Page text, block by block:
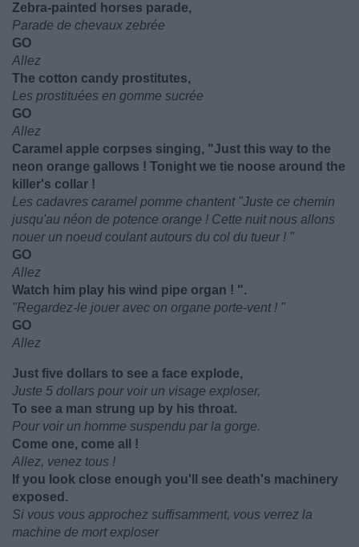
Zebra-painted horses parade,
Parade de chevaux zebrée
GO
Allez
The cotton candy prostitutes,
Les prostituées en gomme sucrée
GO
Allez
Caramel apple corpses singing, "Just this way to the
neon orange gallows ! Tonight we tie noose around the
killer's collar !
Les cadavres caramel pomme chantent "Juste ce chemin
jusqu'au néon de potence orange ! Cette nuit nous allons
nouer un noeud coulant autours du col du tueur ! "
GO
Allez
Watch him play his wind pipe organ ! ".
"Regardez-le jouer avec on organe porte-vent ! "
GO
Allez
Just five dollars to see a face explode,
Juste 5 dollars pour voir un visage exploser,
To see a man strung up by his throat.
Pour voir un homme suspendu par la gorge.
Come one, come all !
Allez, venez tous !
If you look close enough you'll see death's machinery
exposed.
Si vous vous approchez suffisamment, vous verrez la
machine de mort exploser